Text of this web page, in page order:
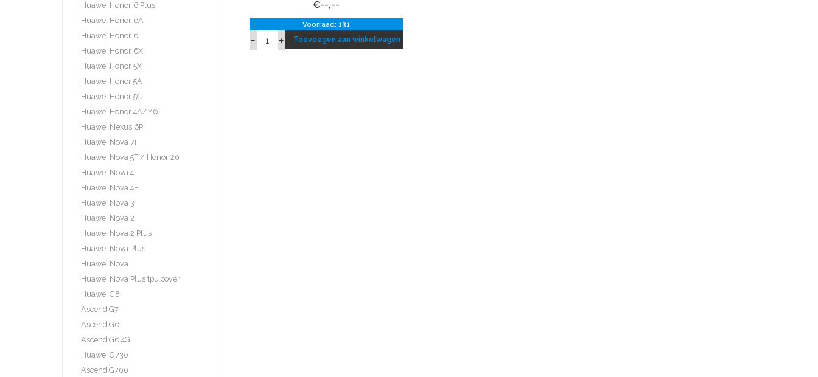
Huawei Honor 6 Plus
Huawei Honor 6A
Huawei Honor 6
Huawei Honor 6X
Huawei Honor 5X
Huawei Honor 5A
Huawei Honor 5C
Huawei Honor 4A/Y6
Huawei Nexus 6P
Huawei Nova 7i
Huawei Nova 5T / Honor 20
Huawei Nova 4
Huawei Nova 4E
Huawei Nova 3
Huawei Nova 2
Huawei Nova 2 Plus
Huawei Nova Plus
Huawei Nova
Huawei Nova Plus tpu cover
Huawei G8
Ascend G7
Ascend G6
Ascend G6 4G
Huawei G730
Ascend G700
€--,--
Voorraad: 131
Toevoegen aan winkelwagen